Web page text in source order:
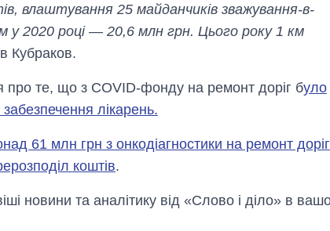
влаштування 25 майданчиків зважування-в-
у 2020 році — 20,6 млн грн. Цього року 1 км
Кубраков.
про те, що з COVID-фонду на ремонт доріг було
лікарень.
61 млн грн з онкодіагностики на ремонт доріг
коштів.
новини та аналітику від «Слово і діло» в